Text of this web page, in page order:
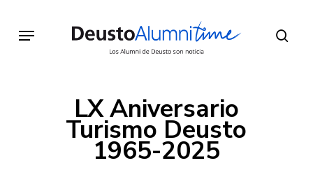
main
Menu
LX Aniversario
Turismo Deusto
1965-2025